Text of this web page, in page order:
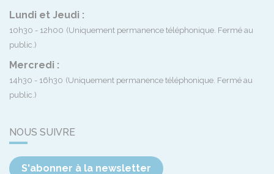
Lundi et Jeudi :
10h30 - 12h00 (Uniquement permanence téléphonique. Fermé au
public.)
Mercredi :
14h30 - 16h30 (Uniquement permanence téléphonique. Fermé au
public.)
NOUS SUIVRE
S'abonner à la newsletter